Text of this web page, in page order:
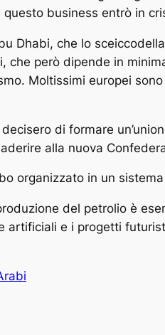
business entrò in
Dhabi, che lo
che però dipende in
Moltissimi europei
di formare
alla nuova
organizzato in un
del petrolio è
artificiali e i progetti